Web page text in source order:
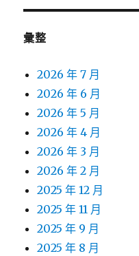
彙整
2026 年 7 月
2026 年 6 月
2026 年 5 月
2026 年 4 月
2026 年 3 月
2026 年 2 月
2025 年 12 月
2025 年 11 月
2025 年 9 月
2025 年 8 月